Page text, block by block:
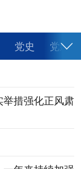
党史 党建
视频 图片
强企日记
大有专区
措强化正风肃